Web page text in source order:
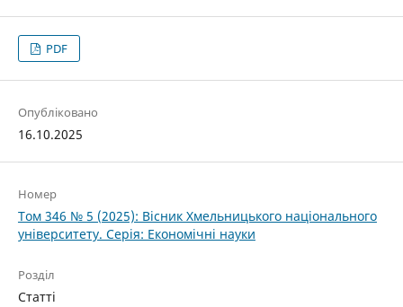
PDF
Опубліковано
16.10.2025
Номер
Том 346 № 5 (2025): Вісник Хмельницького національного
університету. Серія: Економічні науки
Розділ
Статті